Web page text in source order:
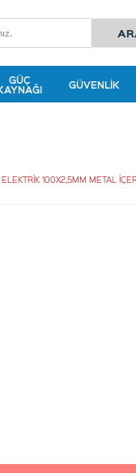
GÜÇ GÜVENLIK
ELEKTRİK 100X2,5MM METAL